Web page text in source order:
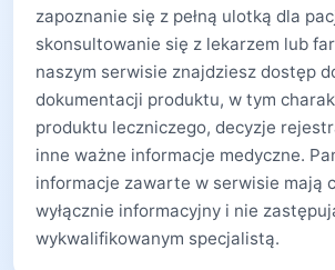
zapoznanie się z pełną ulotką dla
skonsultowanie się z lekarzem lub
naszym serwisie znajdziesz dostęp
dokumentacji produktu, w tym
produktu leczniczego, decyzje
inne ważne informacje medyczne.
informacje zawarte w serwisie mają
wyłącznie informacyjny i nie
wykwalifikowanym specjalistą.